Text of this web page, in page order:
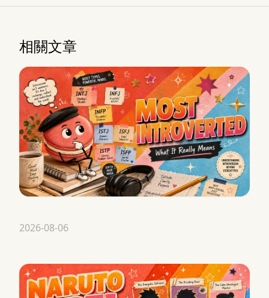
相關文章
2026-08-06